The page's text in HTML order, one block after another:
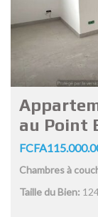
au Point
Chambres à
Taille du Bien: